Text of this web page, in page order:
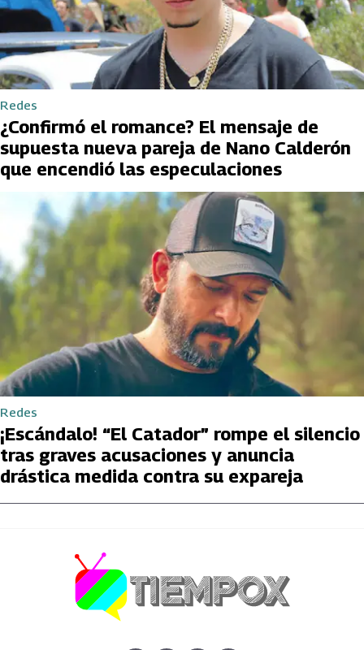
Redes
¿Confirmó el romance? El mensaje de
supuesta nueva pareja de Nano Calderón
que encendió las especulaciones
Redes
¡Escándalo! “El Catador” rompe el silencio
tras graves acusaciones y anuncia
drástica medida contra su expareja